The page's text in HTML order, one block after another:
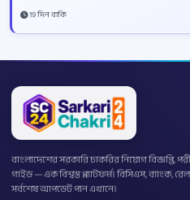
19 দিন বাকি
বাংলাদেশের সরকারি চাকরির নিয়োগ বিজ্ঞপ্তি,
গাইড — এক বিশ্বস্ত প্ল্যাটফর্ম। বিসিএস, ব্যাংক,
সর্বশেষ আপডেট পান এখানে।